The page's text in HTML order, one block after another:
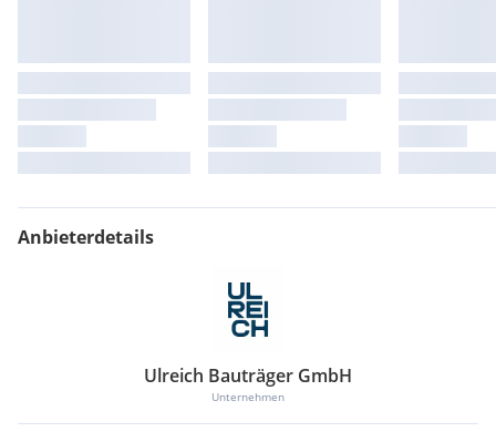
Anbieterdetails
Ulreich Bauträger GmbH
Unternehmen